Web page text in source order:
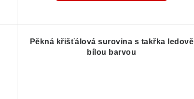
Pěkná křišťálová surovina s takřka ledově
bílou barvou